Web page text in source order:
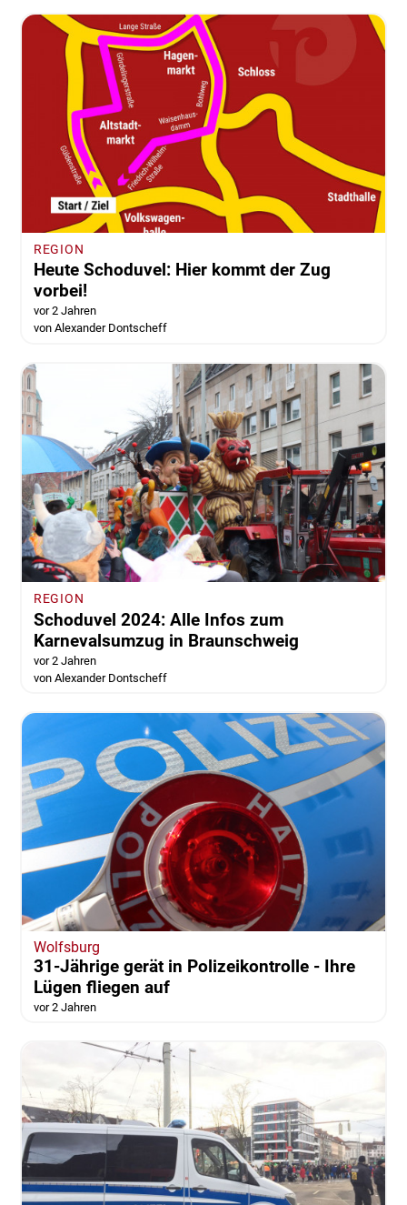
REGION
Heute Schoduvel: Hier kommt der Zug
vorbei!
vor 2 Jahren
von Alexander Dontscheff
REGION
Schoduvel 2024: Alle Infos zum
Karnevalsumzug in Braunschweig
vor 2 Jahren
von Alexander Dontscheff
Wolfsburg
31-Jährige gerät in Polizeikontrolle - Ihre
Lügen fliegen auf
vor 2 Jahren